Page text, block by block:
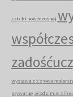
sztuki nowoczesnej
wystawa zbiorowa
prywatne włodzimierz